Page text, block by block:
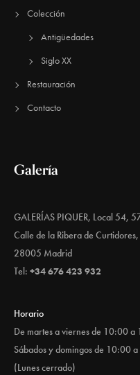
Colección
Antigüedades
Siglo XX
Restauración
Contacto
Galería
GALERÍAS PIQUER, Local 54,
Calle de la Ribera de
28005 Madrid
Tel: +34 676 423 932
Horario
De martes a viernes de 10:00
Sábados y domingos de 10:00
(Lunes cerrado)